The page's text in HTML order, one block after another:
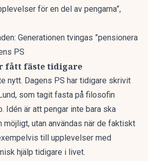
för en del av pengarna”,
Generationen tvingas ”pensionera
PS
fått fäste tidigare
nytt. Dagens PS har tidigare skrivit
som tagit fasta på filosofin
. Idén är att pengar inte bara ska
möjligt, utan användas när de faktiskt
till upplevelser med
hjälp tidigare i livet.